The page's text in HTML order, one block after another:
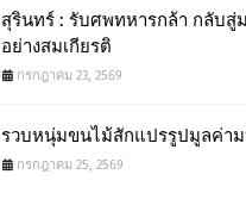
สุรินทร์ : รับศพทหารกล้า กลับสู่
อย่างสมเกียรติ
กรกฎาคม 23, 2569
รวบหนุ่มขนไม้สักแปรรูปมูลค่า
กรกฎาคม 25, 2569